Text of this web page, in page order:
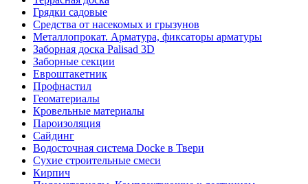
Грядки садовые
Средства от насекомых и грызунов
Металлопрокат. Арматура, фиксаторы арматуры
Заборная доска Palisad 3D
Заборные секции
Евроштакетник
Профнастил
Геоматериалы
Кровельные материалы
Пароизоляция
Сайдинг
Водосточная система Docke в Твери
Сухие строительные смеси
Кирпич